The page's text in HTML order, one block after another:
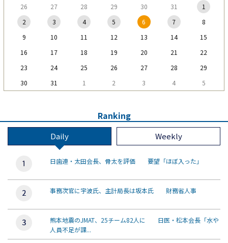
26 27 28 29 30 31
1
2
3 4 5 6 7
8
9
10 11 12 13 14
15
16
17 18 19 20 21
22
23
24 25 26 27 28
29
30
31 1 2 3 4 5
Ranking
Daily Weekly
日歯連・太田会長、骨太を評価 要望「ほぼ入った」
事務次官に宇波氏、主計局長は坂本氏 財務省人事
熊本地震のJMAT、25チーム82人に 日医・松本会長「水や
人員不足が課...